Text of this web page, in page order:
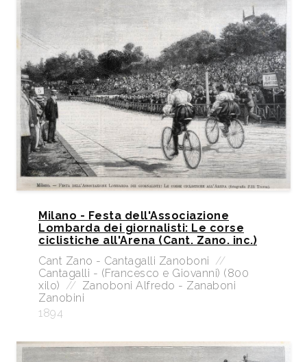
Milano - Festa dell'Associazione
Lombarda dei giornalisti: Le corse
ciclistiche all'Arena (Cant. Zano. inc.)
Cant Zano - Cantagalli Zanoboni //
Cantagalli - (Francesco e Giovanni) (800
xilo) // Zanoboni Alfredo - Zanaboni
Zanobini
1894